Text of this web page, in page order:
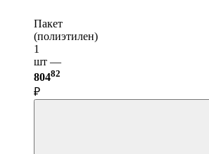
Пакет
(полиэтилен)
1
шт —
80482
₽